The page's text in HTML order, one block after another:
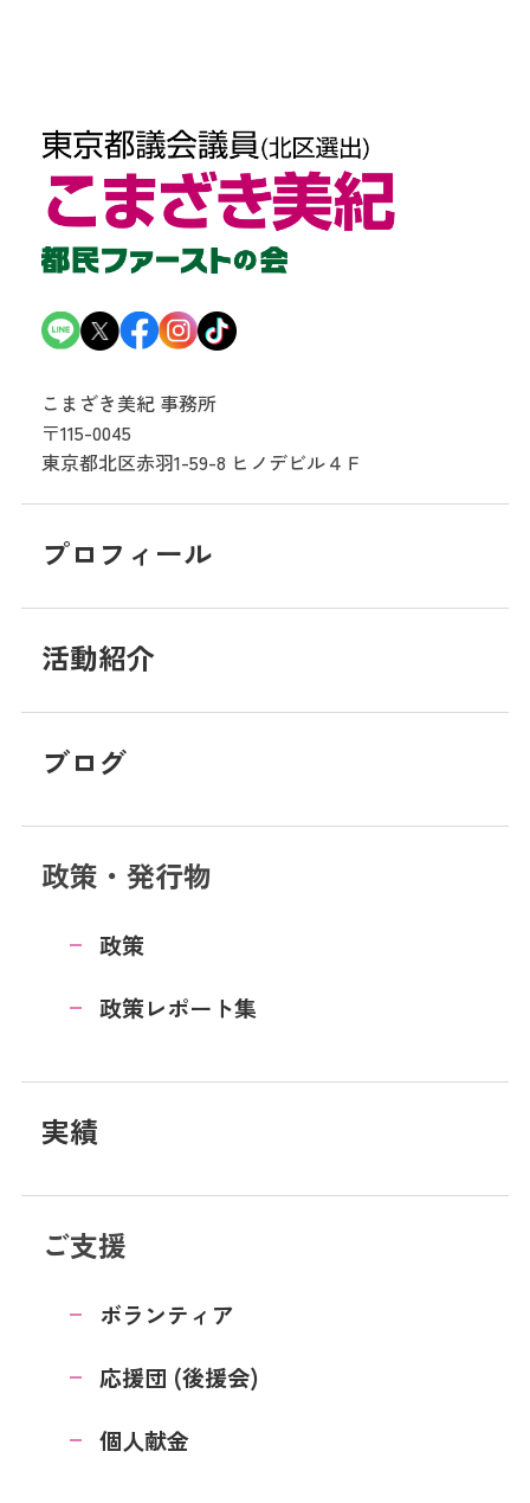
こまざき美紀 事務所
〒115-0045
東京都北区赤羽1-59-8 ヒノデビル４Ｆ
プロフィール
活動紹介
ブログ
政策・発行物
政策
政策レポート集
実績
ご支援
ボランティア
応援団 (後援会)
個人献金